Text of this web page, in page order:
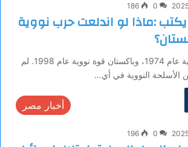
0
186
:ماذا لو اندلعت حرب نووية
أصبحت الهند قوة نووية عام 1974، وباكستان قوة نووية عام 1998. لم
الأسلحة النووية في أي…
أخبار مصر
0
196